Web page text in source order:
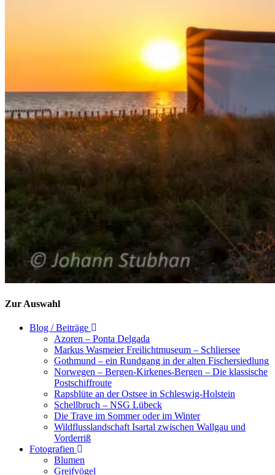
Zur Auswahl
Blog / Beiträge
Azoren – Ponta Delgada
Markus Wasmeier Freilichtmuseum – Schliersee
Gothmund – ein Rundgang in der alten Fischersiedlung
Norwegen – Bergen-Kirkenes-Bergen – Die klassische
Postschiffroute
Rapsblüte an der Ostsee in Schleswig-Holstein
Schellbruch – NSG Lübeck
Die Trave im Sommer oder im Winter
Wildflusslandschaft Isartal zwischen Wallgau und
Vorderriß
Fotografien
Blumen
Greifvögel